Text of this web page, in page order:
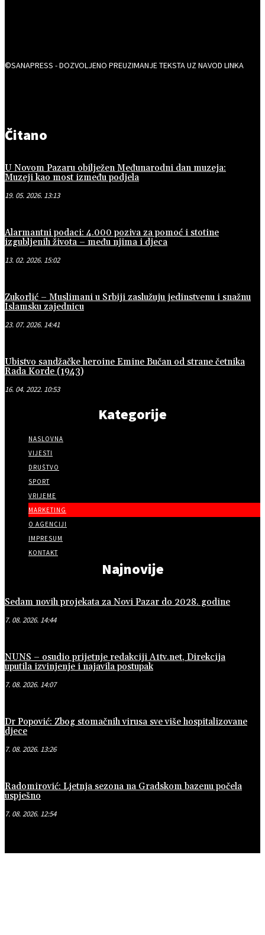
©SANAPRESS - DOZVOLJENO PREUZIMANJE TEKSTA UZ NAVOD LINKA
Čitano
U Novom Pazaru obilježen Međunarodni dan muzeja:
Muzeji kao most između podjela
19. 05. 2026. 13:13
Alarmantni podaci: 4.000 poziva za pomoć i stotine
izgubljenih života – među njima i djeca
13. 02. 2026. 15:02
Zukorlić – Muslimani u Srbiji zaslužuju jedinstvenu i snažnu
Islamsku zajednicu
23. 07. 2026. 14:41
Ubistvo sandžačke heroine Emine Bučan od strane četnika
Rada Korde (1943)
16. 04. 2022. 10:53
Kategorije
NASLOVNA
VIJESTI
DRUŠTVO
SPORT
VRIJEME
MARKETING
O AGENCIJI
IMPRESUM
KONTAKT
Najnovije
Sedam novih projekata za Novi Pazar do 2028. godine
7. 08. 2026. 14:44
NUNS – osudio prijetnje redakciji A1tv.net, Direkcija
uputila izvinjenje i najavila postupak
7. 08. 2026. 14:07
Dr Popović: Zbog stomačnih virusa sve više hospitalizovane
djece
7. 08. 2026. 13:26
Radomirović: Ljetnja sezona na Gradskom bazenu počela
uspješno
7. 08. 2026. 12:54